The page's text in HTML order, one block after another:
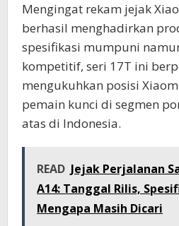
Mengingat rekam jejak
berhasil menghadirkan
spesifikasi mumpuni
kompetitif, seri 17T ini
mengukuhkan posisi
pemain kunci di segmen
atas di Indonesia.
READ Jejak Perjalanan
A14: Tanggal Rilis,
Mengapa Masih Dicari